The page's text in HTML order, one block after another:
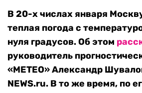
В 20-х числах января
теплая погода с
нуля градусов. Об этом
руководитель
«METEO» Александр
NEWS.ru. В то же время, по